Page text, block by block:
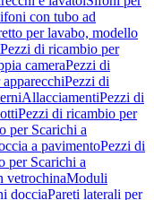
con tubo ad
per lavabo, modello
Pezzi di ricambio per
cameraPezzi di
Pezzi di
AllacciamentiPezzi di
Pezzi di ricambio per
per Scarichi a
a pavimentoPezzi di
per Scarichi a
vetrochinaModuli
docciaPareti laterali per